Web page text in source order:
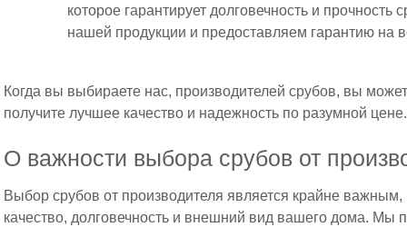
которое гарантирует долговечность и
нашей продукции и предоставляем гарантию на
Когда вы выбираете нас, производителей срубов, вы
получите лучшее качество и надежность по разумной цене.
О важности выбора срубов от
Выбор срубов от производителя является крайне важным,
качество, долговечность и внешний вид вашего дома. Мы